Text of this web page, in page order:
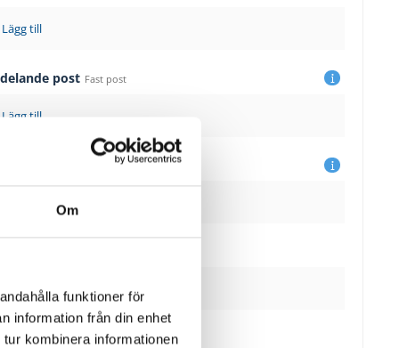
Om
funktioner för
information från din enhet
kombinera informationen
Lägg till
post Fast post
Lägg till
Lägg till
Levereras omonterade